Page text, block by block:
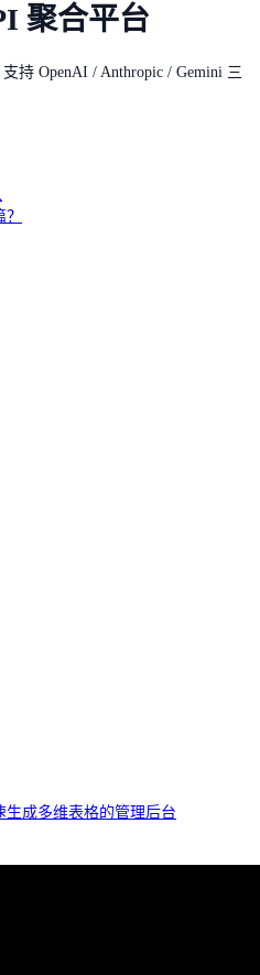
聚合平台
持 OpenAI / Anthropic / Gemini 三
成多维表格的管理后台